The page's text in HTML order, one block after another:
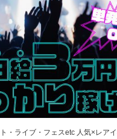
・ライブ・フェスetc 人気×レア